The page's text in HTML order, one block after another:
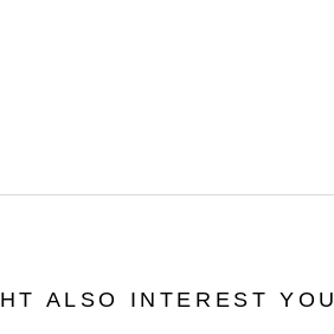
ALSO INTEREST YOU